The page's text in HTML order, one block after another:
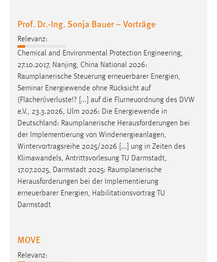
Prof. Dr.-Ing. Sonja Bauer – Vorträge
Relevanz:
Chemical and Environmental Protection Engineering,
27.10.2017, Nanjing, China National 2026:
Raumplanerische Steuerung erneuerbarer Energien,
Seminar Energiewende ohne Rücksicht auf
(Flächen)verluste!? [...] auf die Flurneuordnung des DVW
e.V., 23.3.2026, Ulm 2026: Die Energiewende in
Deutschland: Raumplanerische Herausforderungen bei
der Implementierung von Windenergieanlagen,
Wintervortragsreihe 2025/2026 [...] ung in Zeiten des
Klimawandels, Antrittsvorlesung TU Darmstadt,
17.07.2025, Darmstadt 2025: Raumplanerische
Herausforderungen bei der Implementierung
erneuerbarer Energien, Habilitationsvortrag TU
Darmstadt
MOVE
Relevanz: